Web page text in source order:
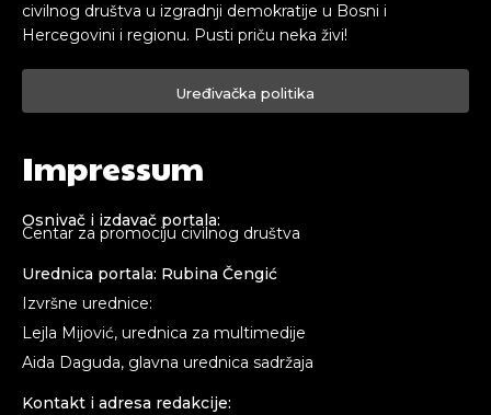
civilnog društva u izgradnji demokratije u Bosni i
Hercegovini i regionu. Pusti priču neka živi!
Uređivačka politika
Impressum
Osnivač i izdavač portala:
Centar za promociju civilnog društva
Urednica portala: Rubina Čengić
Izvršne urednice:
Lejla Mijović, urednica za multimedije
Aida Daguda, glavna urednica sadržaja
Kontakt i adresa redakcije: